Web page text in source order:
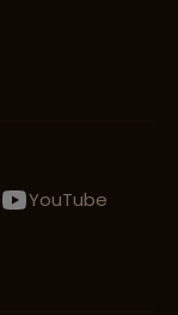
YouTube